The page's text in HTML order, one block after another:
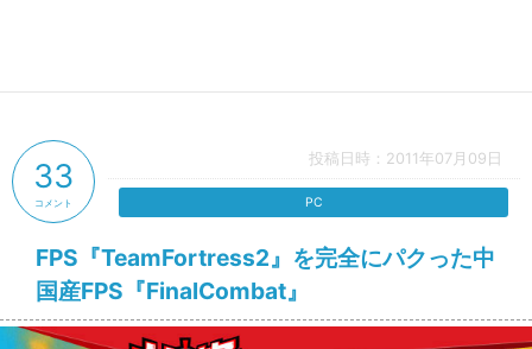
投稿日時：2011年07月09日
FPS『TeamFortress2』を完全にパクった中
国産FPS『FinalCombat』
33
コメント PC